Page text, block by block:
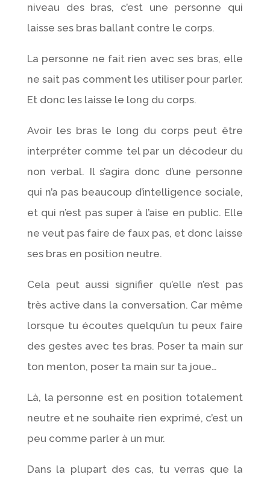
niveau des bras, c’est une personne qui
laisse ses bras ballant contre le corps.
La personne ne fait rien avec ses bras, elle
ne sait pas comment les utiliser pour parler.
Et donc les laisse le long du corps.
Avoir les bras le long du corps peut être
interpréter comme tel par un décodeur du
non verbal. Il s’agira donc d’une personne
qui n’a pas beaucoup d’intelligence sociale,
et qui n’est pas super à l’aise en public. Elle
ne veut pas faire de faux pas, et donc laisse
ses bras en position neutre.
Cela peut aussi signifier qu’elle n’est pas
très active dans la conversation. Car même
lorsque tu écoutes quelqu’un tu peux faire
des gestes avec tes bras. Poser ta main sur
ton menton, poser ta main sur ta joue…
Là, la personne est en position totalement
neutre et ne souhaite rien exprimé, c’est un
peu comme parler à un mur.
Dans la plupart des cas, tu verras que la